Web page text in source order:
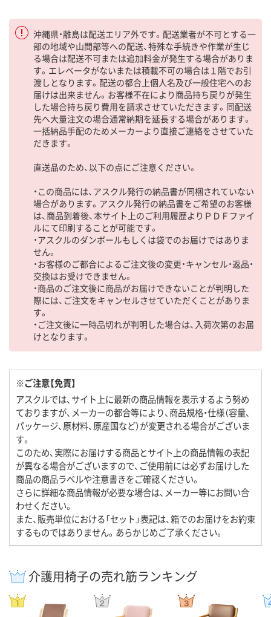
沖縄県・離島は配送エリア外です。配送業者が不可とする一
部の地域や山間部等への配送、特殊な手続きや作業が生じ
る場合は配送不可または追加料金が発生する場合がありま
す。エレベータがないまたは積載不可の場合は１階でお引
渡しとなります。配送の都合上個人名及び一般住宅へのお
届けは出来ません。お客様不在により商品持ち戻りが発生
した場合持ち戻り費用を請求させていただきます。同配送
先へ大量注文の場合通常納期を延長する場合があります。
一括納品手配のためメーカーより直接ご連絡をさせていた
だきます。
直送品のため、以下の点にご注意ください。
・この商品には、アスクル発行の納品書が同梱されていない
場合があります。アスクル発行の納品書をご希望のお客様
は、商品到着後、本サイト上のご利用履歴よりＰＤＦファイ
ルにて印刷することが可能です。
・アスクルのダンボールもしくは袋でのお届けではありま
せん。
・お客様のご都合によるご注文後の変更・キャンセル・返品・
交換はお受けできません。
・商品のご注文後に商品がお届けできないことが判明した
際には、ご注文をキャンセルさせていただくことがありま
す。
・ご注文後に一時品切れが判明した場合は、入荷次第のお届
けとなります。
※ご注意【免責】
アスクルでは、サイト上に最新の商品情報を表示するよう努め
ておりますが、メーカーの都合等により、商品規格・仕様（容量、
パッケージ、原材料、原産国など）が変更される場合がございま
す。
このため、実際にお届けする商品とサイト上の商品情報の表記
が異なる場合がございますので、ご使用前には必ずお届けした
商品の商品ラベルや注意書きをご確認ください。
さらに詳細な商品情報が必要な場合は、メーカー等にお問い合
わせください。
また、販売単位における「セット」表記は、箱でのお届けをお約束
するものではありません。あらかじめご了承ください。
介護用椅子の売れ筋ランキング